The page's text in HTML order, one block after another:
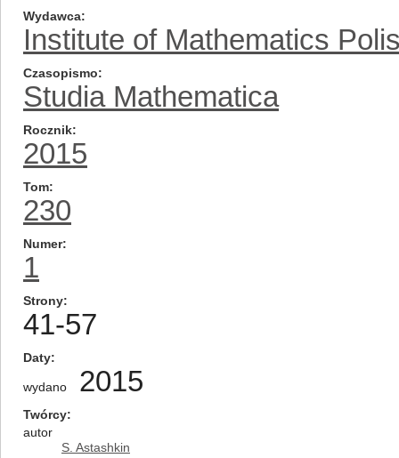
Wydawca
Institute of Mathematics
Czasopismo
Studia Mathematica
Rocznik
2015
Tom
230
Numer
1
Strony
41-57
Daty
wydano 2015
Twórcy
autor
S. Astashkin